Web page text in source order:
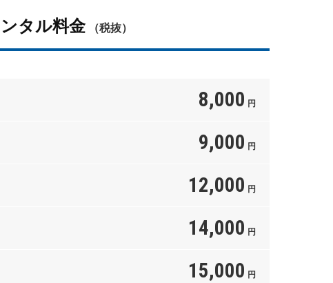
タル料金 （税抜）
8,000 円
9,000 円
12,000 円
14,000 円
15,000 円